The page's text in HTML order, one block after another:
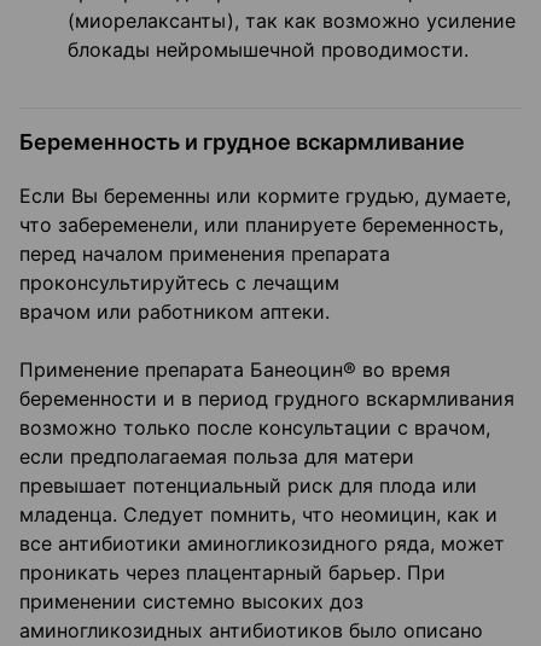
(миорелаксанты), так как возможно усиление
блокады нейромышечной проводимости.
Беременность и грудное вскармливание
Если Вы беременны или кормите грудью, думаете,
что забеременели, или планируете беременность,
перед началом применения препарата
проконсультируйтесь с лечащим
врачом или работником аптеки.
Применение препарата Банеоцин® во время
беременности и в период грудного вскармливания
возможно только после консультации с врачом,
если предполагаемая польза для матери
превышает потенциальный риск для плода или
младенца. Следует помнить, что неомицин, как и
все антибиотики аминогликозидного ряда, может
проникать через плацентарный барьер. При
применении системно высоких доз
аминогликозидных антибиотиков было описано